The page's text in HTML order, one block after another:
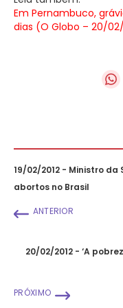
Em Pernambuco,
dias (O Globo – 20/
19/02/2012 - Ministro
abortos no Brasil
ANTERIOR
20/02/2012 - ‘A
PRÓXIMO